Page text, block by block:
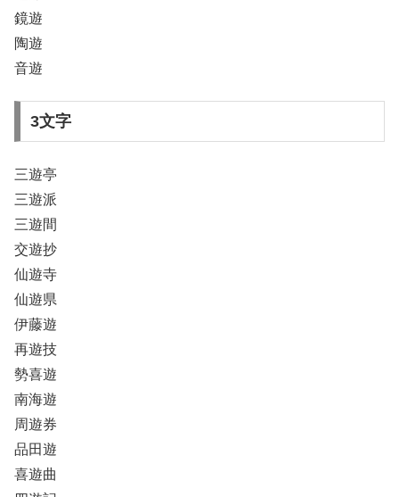
鏡遊
陶遊
音遊
3文字
三遊亭
三遊派
三遊間
交遊抄
仙遊寺
仙遊県
伊藤遊
再遊技
勢喜遊
南海遊
周遊券
品田遊
喜遊曲